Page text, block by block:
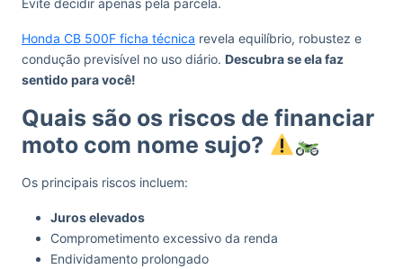
Evite decidir apenas pela parcela.
Honda CB 500F ficha técnica revela equilíbrio, robustez e
condução previsível no uso diário. Descubra se ela faz
sentido para você!
Quais são os riscos de financiar
moto com nome sujo?
Os principais riscos incluem:
Juros elevados
Comprometimento excessivo da renda
Endividamento prolongado